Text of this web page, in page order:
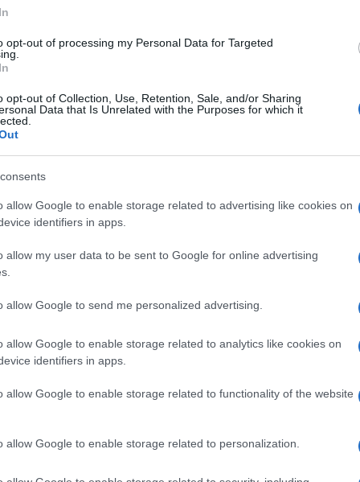
opt-out of processing my Personal Data for Targeted
opt-out of Collection, Use, Retention, Sale, and/or Sharing
Data that Is Unrelated with the Purposes for which it
allow Google to enable storage related to advertising like cookies on
identifiers in apps.
allow my user data to be sent to Google for online advertising
allow Google to send me personalized advertising.
allow Google to enable storage related to analytics like cookies on
identifiers in apps.
allow Google to enable storage related to functionality of the website
allow Google to enable storage related to personalization.
τοΣοσιαλιστικό Εργατικό Κόμμα
το 1918 και μετονομάστηκε σε ΚΚΕ το
αντίθετη προς την Μικρασιατική
γραμμή της η ΣΕΚΕ, έμοιαζε να φοράει
του ελληνικού στοιχείου της Μ. Ασίας,
διατεινόταν νοιαζόταν για τα
της «προοδευτικής», όπως
η
τηςΟθωμανικής Αυτοκρατορίαςμε τα
τη
, οι οποίοι ειρήσθω εν
των στρατιωτών από την Μ. Ασία.
Βλάση Αγτζίδη τρία χρόνια μετέπειτα
Ιωάννης Μεταξάς
Ατατούρκ και με τα λεφτά του ελληνικού
πως γεννήθηκε ο
σε μια πλινθόκτιστη αγροτική
Λαγκαδά) στο τουρκικό κράτος (για να
τους φιέστες τη